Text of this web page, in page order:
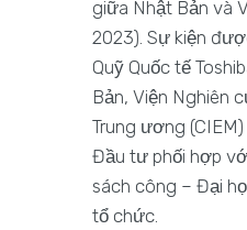
giữa Nhật Bản và
2023). Sự kiện
Quỹ Quốc tế
Bản, Viện Nghiên
Trung ương
Đầu tư phối hợp
sách công – Đại
tổ chức.